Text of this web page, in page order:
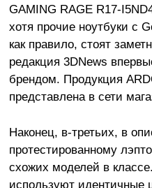
GAMING RAGE R17-
хотя прочие ноутбуки с
как правило, стоят
редакция 3DNews
брендом. Продукция
представлена в сети
Наконец, в-третьих, в
протестированному
схожих моделей в
используют